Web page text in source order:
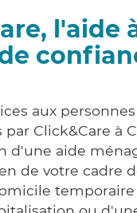
l'aide
aux
par Click&Care à
d'une aide
de votre cadre